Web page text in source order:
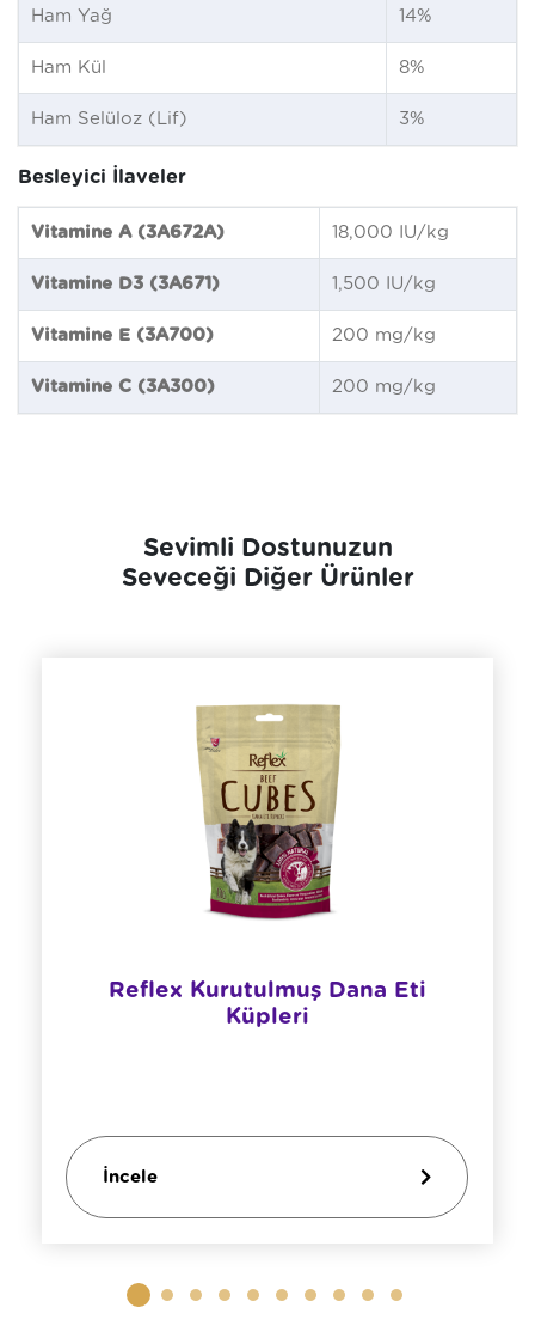
Ham Yağ 14%
Ham Kül 8%
Ham Selüloz (Lif) 3%
Besleyici İlaveler
Vitamine A (3A672A) 18,000 IU/kg
Vitamine D3 (3A671) 1,500 IU/kg
Vitamine E (3A700) 200 mg/kg
Vitamine C (3A300) 200 mg/kg
Sevimli Dostunuzun
Seveceği Diğer Ürünler
Reflex Kurutulmuş Dana Eti
Küpleri
İncele